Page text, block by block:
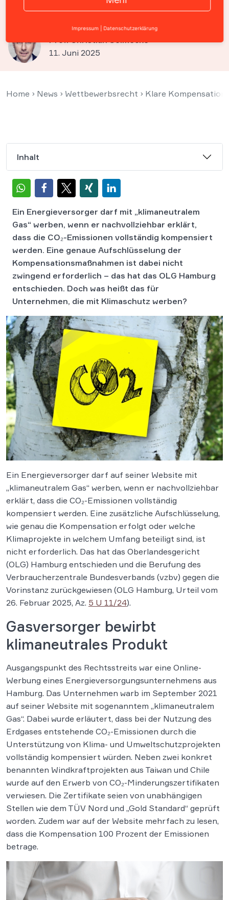
Gas“ zulässig
Prof. Christian Solmecke
11. Juni 2025
Home › News › Wettbewerbsrecht › Klare
Inhalt
Ein Energieversorger darf mit „klimaneutralem
Gas“ werben, wenn er nachvollziehbar erklärt,
dass die CO₂-Emissionen vollständig kompensiert
werden. Eine genaue Aufschlüsselung der
Kompensationsmaßnahmen ist dabei nicht
zwingend erforderlich – das hat das OLG Hamburg
entschieden. Doch was heißt das für
Unternehmen, die mit Klimaschutz werben?
Ein Energieversorger darf auf seiner Website mit
„klimaneutralem Gas“ werben, wenn er nachvollziehbar
erklärt, dass die CO₂-Emissionen vollständig
kompensiert werden. Eine zusätzliche Aufschlüsselung,
wie genau die Kompensation erfolgt oder welche
Klimaprojekte in welchem Umfang beteiligt sind, ist
nicht erforderlich. Das hat das Oberlandesgericht
(OLG) Hamburg entschieden und die Berufung des
Verbraucherzentrale Bundesverbands (vzbv) gegen die
Vorinstanz zurückgewiesen (OLG Hamburg, Urteil vom
26. Februar 2025, Az. 5 U 11/24).
Gasversorger bewirbt
klimaneutrales Produkt
Ausgangspunkt des Rechtsstreits war eine Online-
Werbung eines Energieversorgungsunternehmens aus
Hamburg. Das Unternehmen warb im September 2021
auf seiner Website mit sogenanntem „klimaneutralem
Gas“. Dabei wurde erläutert, dass bei der Nutzung des
Erdgases entstehende CO₂-Emissionen durch die
Unterstützung von Klima- und Umweltschutzprojekten
vollständig kompensiert würden. Neben zwei konkret
benannten Windkraftprojekten aus Taiwan und Chile
wurde auf den Erwerb von CO₂-Minderungszertifikaten
verwiesen. Die Zertifikate seien von unabhängigen
Stellen wie dem TÜV Nord und „Gold Standard“ geprüft
worden. Zudem war auf der Website mehrfach zu lesen,
dass die Kompensation 100 Prozent der Emissionen
betrage.
Impressum Datenschutzerklärung